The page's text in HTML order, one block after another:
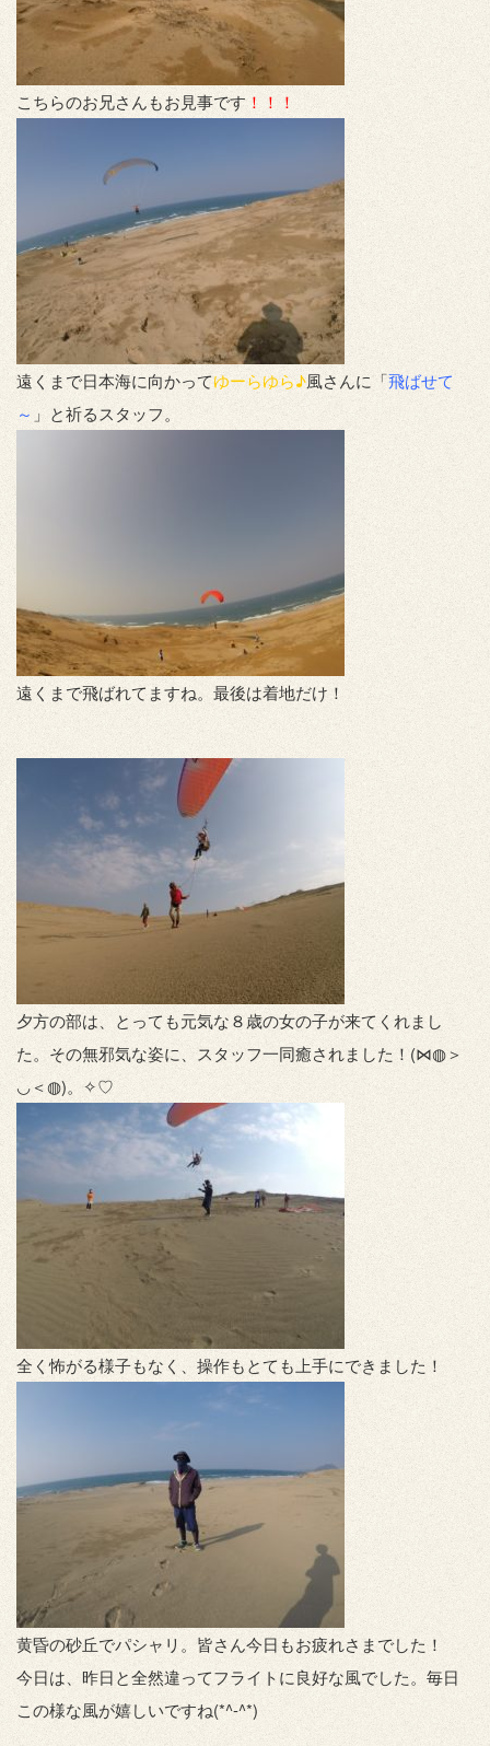
こちらのお兄さんもお見事です ！！！
遠くまで日本海に向かってゆーらゆら♪風さんに「飛ばせて
～ 」と祈るスタッフ。
遠くまで飛ばれてますね。最後は着地だけ！
夕方の部は、とっても元気な８歳の女の子が来てくれまし
た。その無邪気な姿に、スタッフ一同癒されました！(⋈◍＞
◡＜◍)。✧♡
全く怖がる様子もなく、操作もとても上手にできました！
黄昏の砂丘でパシャリ。皆さん今日もお疲れさまでした！
今日は、昨日と全然違ってフライトに良好な風でした。毎日
この様な風が嬉しいですね(*^-^*)